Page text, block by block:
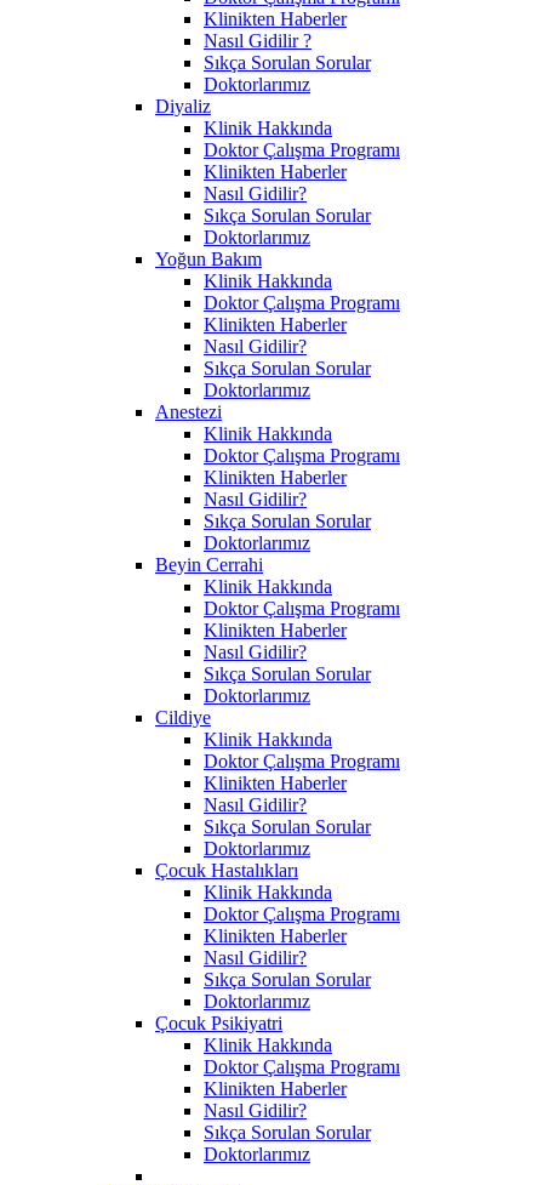
Klinikten Haberler
Nasıl Gidilir ?
Sıkça Sorulan Sorular
Doktorlarımız
Diyaliz
Klinik Hakkında
Doktor Çalışma Programı
Klinikten Haberler
Nasıl Gidilir?
Sıkça Sorulan Sorular
Doktorlarımız
Yoğun Bakım
Klinik Hakkında
Doktor Çalışma Programı
Klinikten Haberler
Nasıl Gidilir?
Sıkça Sorulan Sorular
Doktorlarımız
Anestezi
Klinik Hakkında
Doktor Çalışma Programı
Klinikten Haberler
Nasıl Gidilir?
Sıkça Sorulan Sorular
Doktorlarımız
Beyin Cerrahi
Klinik Hakkında
Doktor Çalışma Programı
Klinikten Haberler
Nasıl Gidilir?
Sıkça Sorulan Sorular
Doktorlarımız
Cildiye
Klinik Hakkında
Doktor Çalışma Programı
Klinikten Haberler
Nasıl Gidilir?
Sıkça Sorulan Sorular
Doktorlarımız
Çocuk Hastalıkları
Klinik Hakkında
Doktor Çalışma Programı
Klinikten Haberler
Nasıl Gidilir?
Sıkça Sorulan Sorular
Doktorlarımız
Çocuk Psikiyatri
Klinik Hakkında
Doktor Çalışma Programı
Klinikten Haberler
Nasıl Gidilir?
Sıkça Sorulan Sorular
Doktorlarımız